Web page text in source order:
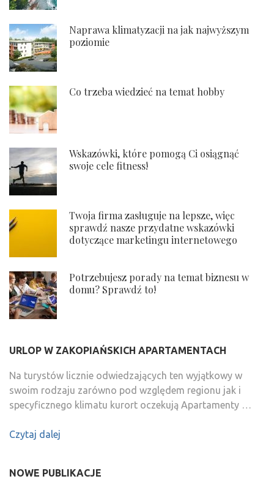
Naprawa klimatyzacji na jak najwyższym
poziomie
Co trzeba wiedzieć na temat hobby
Wskazówki, które pomogą Ci osiągnąć
swoje cele fitness!
Twoja firma zasługuje na lepsze, więc
sprawdź nasze przydatne wskazówki
dotyczące marketingu internetowego
Potrzebujesz porady na temat biznesu w
domu? Sprawdź to!
URLOP W ZAKOPIAŃSKICH APARTAMENTACH
Na turystów licznie odwiedzających ten wyjątkowy w
swoim rodzaju zarówno pod względem regionu jak i
specyficznego klimatu kurort oczekują Apartamenty …
Czytaj dalej
NOWE PUBLIKACJE